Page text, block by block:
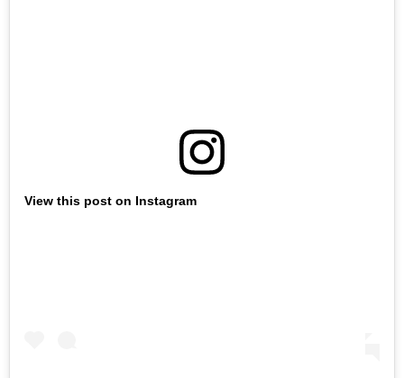
View this post on Instagram